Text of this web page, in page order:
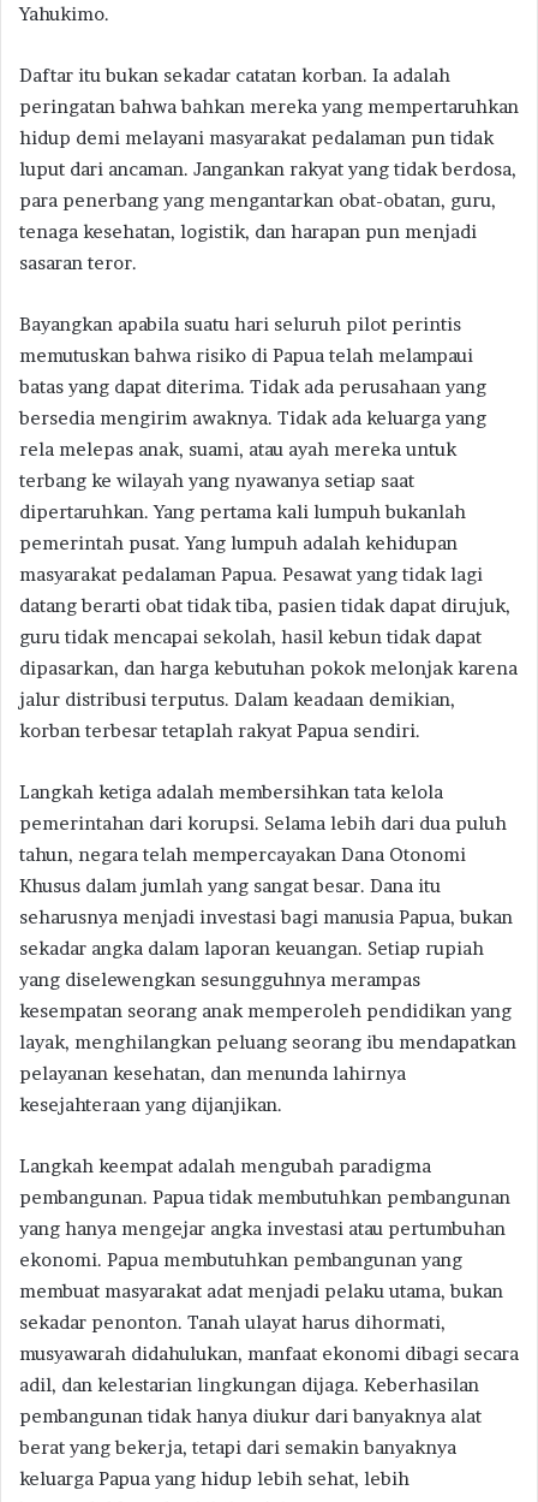
Yahukimo.
Daftar itu bukan sekadar catatan korban. Ia adalah
peringatan bahwa bahkan mereka yang mempertaruhkan
hidup demi melayani masyarakat pedalaman pun tidak
luput dari ancaman. Jangankan rakyat yang tidak berdosa,
para penerbang yang mengantarkan obat-obatan, guru,
tenaga kesehatan, logistik, dan harapan pun menjadi
sasaran teror.
Bayangkan apabila suatu hari seluruh pilot perintis
memutuskan bahwa risiko di Papua telah melampaui
batas yang dapat diterima. Tidak ada perusahaan yang
bersedia mengirim awaknya. Tidak ada keluarga yang
rela melepas anak, suami, atau ayah mereka untuk
terbang ke wilayah yang nyawanya setiap saat
dipertaruhkan. Yang pertama kali lumpuh bukanlah
pemerintah pusat. Yang lumpuh adalah kehidupan
masyarakat pedalaman Papua. Pesawat yang tidak lagi
datang berarti obat tidak tiba, pasien tidak dapat dirujuk,
guru tidak mencapai sekolah, hasil kebun tidak dapat
dipasarkan, dan harga kebutuhan pokok melonjak karena
jalur distribusi terputus. Dalam keadaan demikian,
korban terbesar tetaplah rakyat Papua sendiri.
Langkah ketiga adalah membersihkan tata kelola
pemerintahan dari korupsi. Selama lebih dari dua puluh
tahun, negara telah mempercayakan Dana Otonomi
Khusus dalam jumlah yang sangat besar. Dana itu
seharusnya menjadi investasi bagi manusia Papua, bukan
sekadar angka dalam laporan keuangan. Setiap rupiah
yang diselewengkan sesungguhnya merampas
kesempatan seorang anak memperoleh pendidikan yang
layak, menghilangkan peluang seorang ibu mendapatkan
pelayanan kesehatan, dan menunda lahirnya
kesejahteraan yang dijanjikan.
Langkah keempat adalah mengubah paradigma
pembangunan. Papua tidak membutuhkan pembangunan
yang hanya mengejar angka investasi atau pertumbuhan
ekonomi. Papua membutuhkan pembangunan yang
membuat masyarakat adat menjadi pelaku utama, bukan
sekadar penonton. Tanah ulayat harus dihormati,
musyawarah didahulukan, manfaat ekonomi dibagi secara
adil, dan kelestarian lingkungan dijaga. Keberhasilan
pembangunan tidak hanya diukur dari banyaknya alat
berat yang bekerja, tetapi dari semakin banyaknya
keluarga Papua yang hidup lebih sehat, lebih